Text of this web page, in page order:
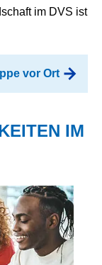
im DVS ist
vor Ort
IM